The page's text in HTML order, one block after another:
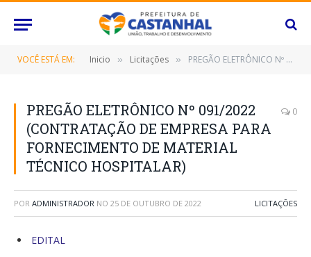
VOCÊ ESTÁ EM: Inicio » Licitações » PREGÃO ELETRÔNICO Nº 091/2022 (CONTRATAÇÃO DE EMPRESA PARA FORNECIMENTO DE MATERIAL TÉCNICO HOSPITALAR)
PREGÃO ELETRÔNICO Nº 091/2022
(CONTRATAÇÃO DE EMPRESA PARA
FORNECIMENTO DE MATERIAL
TÉCNICO HOSPITALAR)
0
POR ADMINISTRADOR NO 25 DE OUTUBRO DE 2022 LICITAÇÕES
EDITAL